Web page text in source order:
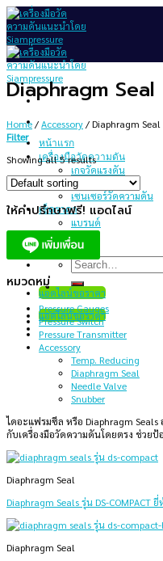
Skip
to
content
หน้าแรก
เครื่องมือวัดความดัน
เกจวัดแรงดัน
สวิทช์ความดัน
เซนเซอร์วัดความดัน
เช็คราคา
แบรนด์
บทความ
เกี่ยวกับเรา
Search
for:
แอดไลน์ขอราคา
แอดไลน์ขอราคา
Diaphragm Seal
Home /Accessory /Diaphragm Seal
Filter
Showing all 5 results
ให้คำปรึกษาฟรี! แอดไลน์
หมวดหมู่
Pressure Gauges
Pressure Switch
Pressure Transmitter
Accessory
Temp. Reducing
Diaphragm Seal
Needle Valve
Snubber
ไดอะแฟรมซีล หรือ Diaphragm
กับเครื่องมือวัดความดันโดยตรง ช่วย
Diaphragm Seal
Diaphragm Seals รุ่น DS-COMPACT ยี่
Diaphragm Seal